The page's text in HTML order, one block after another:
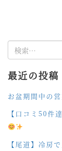
索:
最近の投稿
お盆期間中の
【口コミ50件
【尾道】冷房